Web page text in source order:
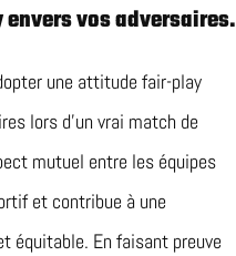
vos adversaires.
une attitude fair-play
lors d’un vrai match de
mutuel entre les équipes
et contribue à une
équitable. En faisant preuve